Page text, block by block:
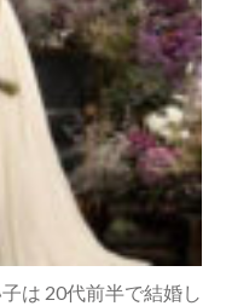
は 20代前半で結婚し